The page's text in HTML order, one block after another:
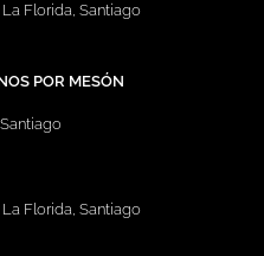
Florida, Santiago
POR MESÓN
Florida, Santiago